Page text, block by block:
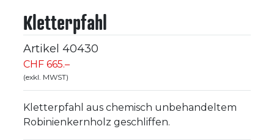
Kletterpfahl
Artikel 40430
CHF 665.–
(exkl. MWST)
Kletterpfahl aus chemisch unbehandeltem
Robinienkernholz geschliffen.